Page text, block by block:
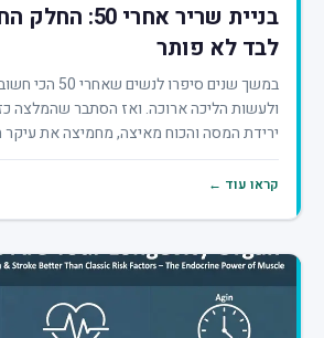
בניית שריר אחרי
לבד לא פותר
במשך שנים סיפרו
ולעשות הליכה ארוכה. ואז הסתבר שהמלצה
ירידת המסה והכוח מאיצה, מחמיצה את עיקר
קראו עוד ←